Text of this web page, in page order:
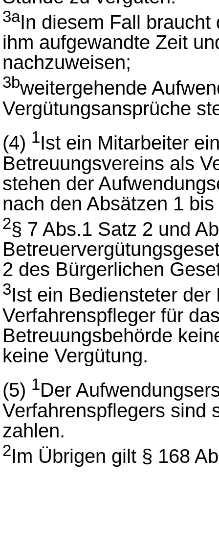
3aIn diesem Fall braucht
ihm aufgewandte Zeit
nachzuweisen;
3bweitergehende
Vergütungsansprüche
(4) 1Ist ein Mitarbeiter
Betreuungsvereins als
stehen der
nach den Absätzen 1
2§ 7 Abs.1 Satz 2 und
2 des Bürgerlichen
3Ist ein Bediensteter
Verfahrenspfleger für
Betreuungsbehörde
keine Vergütung.
(5) 1Der
Verfahrenspflegers sind
zahlen.
2Im Übrigen gilt § 168